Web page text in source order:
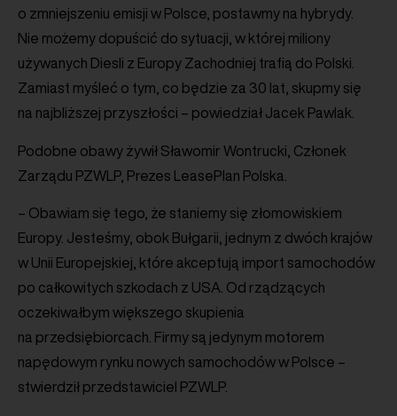
o zmniejszeniu emisji w Polsce, postawmy na hybrydy.
Nie możemy dopuścić do sytuacji, w której miliony
używanych Diesli z Europy Zachodniej trafią do Polski.
Zamiast myśleć o tym, co będzie za 30 lat, skupmy się
na najbliższej przyszłości – powiedział Jacek Pawlak.
Podobne obawy żywił Sławomir Wontrucki, Członek
Zarządu PZWLP, Prezes LeasePlan Polska.
– Obawiam się tego, że staniemy się złomowiskiem
Europy. Jesteśmy, obok Bułgarii, jednym z dwóch krajów
w Unii Europejskiej, które akceptują import samochodów
po całkowitych szkodach z USA. Od rządzących
oczekiwałbym większego skupienia
na przedsiębiorcach. Firmy są jedynym motorem
napędowym rynku nowych samochodów w Polsce –
stwierdził przedstawiciel PZWLP.